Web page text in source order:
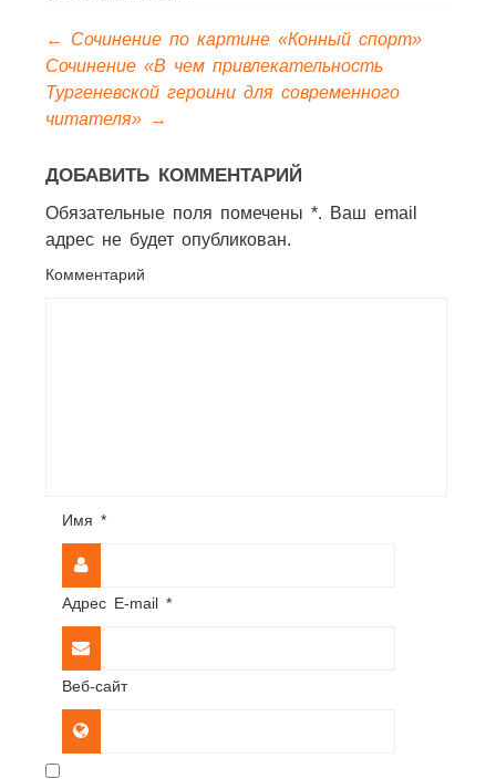
←
Сочинение по картине «Конный спорт»
Сочинение «В чем привлекательность
Тургеневской героини для современного
читателя» →
ДОБАВИТЬ КОММЕНТАРИЙ
Обязательные поля помечены *. Ваш email
адрес не будет опубликован.
Комментарий
Имя *
Адрес E-mail *
Веб-сайт